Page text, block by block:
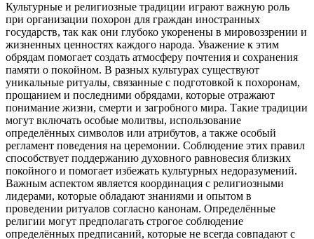
Культурные и религиозные традиции играют важную роль
при организации похорон для граждан иностранных
государств, так как они глубоко укоренены в мировоззрении и
жизненных ценностях каждого народа. Уважение к этим
обрядам помогает создать атмосферу почтения и сохранения
памяти о покойном. В разных культурах существуют
уникальные ритуалы, связанные с подготовкой к похоронам,
прощанием и последними обрядами, которые отражают
понимание жизни, смерти и загробного мира. Такие традиции
могут включать особые молитвы, использование
определённых символов или атрибутов, а также особый
регламент поведения на церемонии. Соблюдение этих правил
способствует поддержанию духовного равновесия близких
покойного и помогает избежать культурных недоразумений.
Важным аспектом является координация с религиозными
лидерами, которые обладают знаниями и опытом в
проведении ритуалов согласно канонам. Определённые
религии могут предполагать строгое соблюдение
определённых предписаний, которые не всегда совпадают с